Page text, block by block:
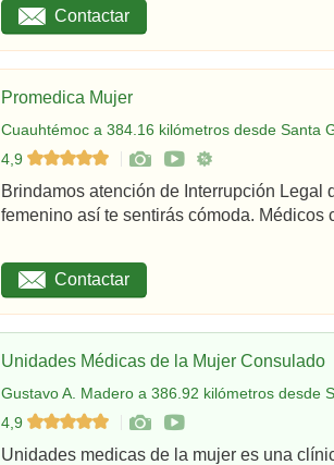
Contactar
Promedica Mujer
Cuauhtémoc a 384.16 kilómetros desde Santa
4,9
Brindamos atención de Interrupción Legal
femenino así te sentirás cómoda. Médicos
Contactar
Unidades Médicas de la Mujer Consulado
Gustavo A. Madero a 386.92 kilómetros desde
4,9
Unidades medicas de la mujer es una